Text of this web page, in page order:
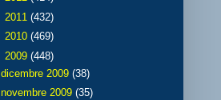
2011 (432)
2010 (469)
2009 (448)
dicembre 2009 (38)
novembre 2009 (35)